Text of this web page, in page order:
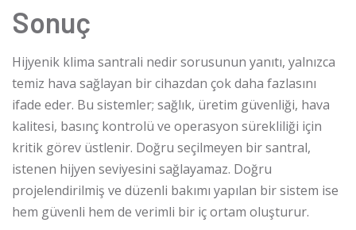
Sonuç
Hijyenik klima santrali nedir sorusunun yanıtı, yalnızca
temiz hava sağlayan bir cihazdan çok daha fazlasını
ifade eder. Bu sistemler; sağlık, üretim güvenliği, hava
kalitesi, basınç kontrolü ve operasyon sürekliliği için
kritik görev üstlenir. Doğru seçilmeyen bir santral,
istenen hijyen seviyesini sağlayamaz. Doğru
projelendirilmiş ve düzenli bakımı yapılan bir sistem ise
hem güvenli hem de verimli bir iç ortam oluşturur.